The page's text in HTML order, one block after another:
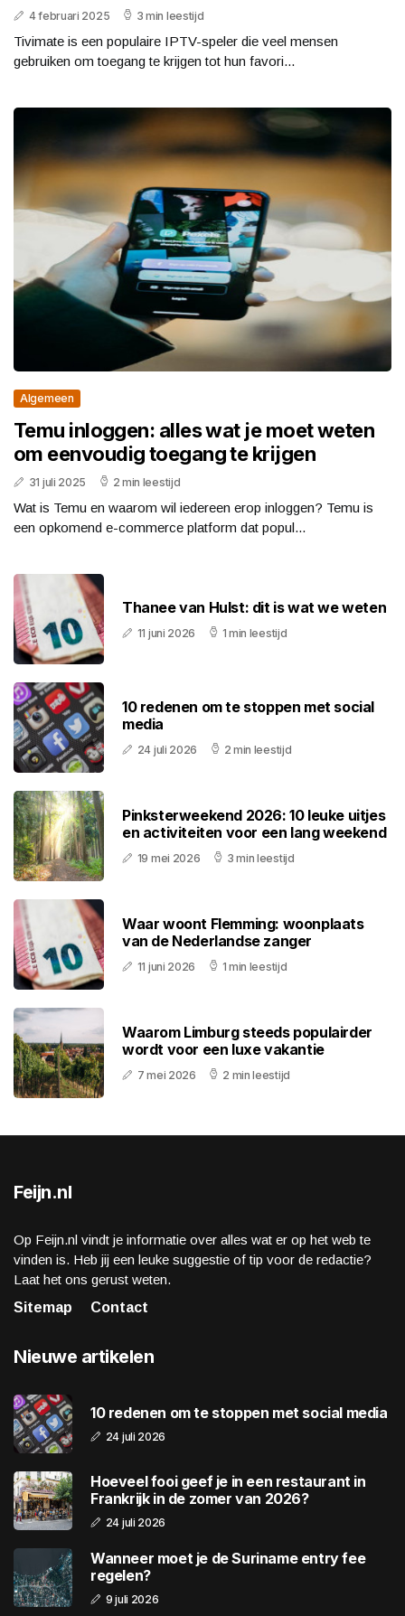
4 februari 2025 3 min leestijd
Tivimate is een populaire IPTV-speler die veel mensen
gebruiken om toegang te krijgen tot hun favori...
Algemeen
Temu inloggen: alles wat je moet weten
om eenvoudig toegang te krijgen
31 juli 2025 2 min leestijd
Wat is Temu en waarom wil iedereen erop inloggen? Temu is
een opkomend e-commerce platform dat popul...
Thanee van Hulst: dit is wat we weten
11 juni 2026 1 min leestijd
10 redenen om te stoppen met social
media
24 juli 2026 2 min leestijd
Pinksterweekend 2026: 10 leuke uitjes
en activiteiten voor een lang weekend
19 mei 2026 3 min leestijd
Waar woont Flemming: woonplaats
van de Nederlandse zanger
11 juni 2026 1 min leestijd
Waarom Limburg steeds populairder
wordt voor een luxe vakantie
7 mei 2026 2 min leestijd
Feijn.nl
Op Feijn.nl vindt je informatie over alles wat er op het web te
vinden is. Heb jij een leuke suggestie of tip voor de redactie?
Laat het ons gerust weten.
Sitemap
Contact
Nieuwe artikelen
10 redenen om te stoppen met social media
24 juli 2026
Hoeveel fooi geef je in een restaurant in
Frankrijk in de zomer van 2026?
24 juli 2026
Wanneer moet je de Suriname entry fee
regelen?
9 juli 2026